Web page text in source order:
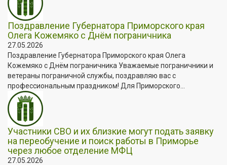
Поздравление Губернатора Приморского края
Олега Кожемяко с Днём пограничника
27.05.2026
Поздравление Губернатора Приморского края Олега
Кожемяко с Днём пограничника Уважаемые пограничники и
ветераны пограничной службы, поздравляю вас с
профессиональным праздником! Для Приморского...
Участники СВО и их близкие могут подать заявку
на переобучение и поиск работы в Приморье
через любое отделение МФЦ
27.05.2026